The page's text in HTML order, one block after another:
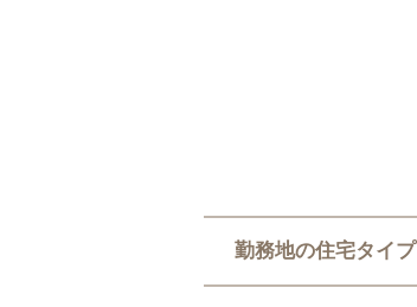
勤務地の住宅タイプ